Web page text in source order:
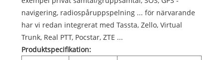
navigering, radiospåruppspelning ... för närvarande
har vi redan integrerat med Tassta, Zello, Virtual
Trunk, Real PTT, Pocstar, ZTE ...
Produktspecifikation: